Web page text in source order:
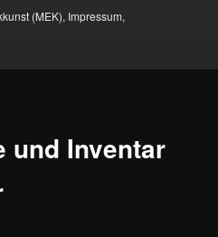
(MEK), Impressum,
und Inventar